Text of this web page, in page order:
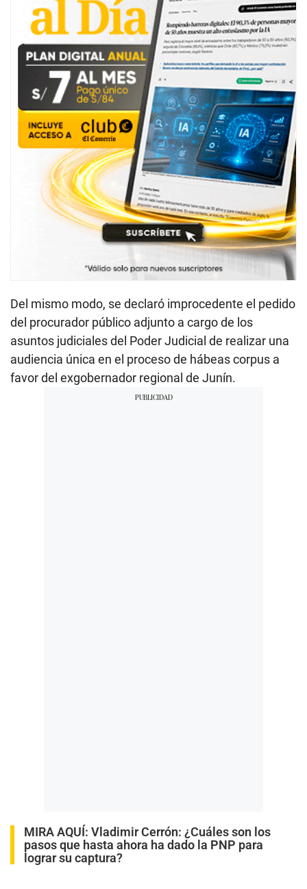
Del mismo modo, se declaró improcedente el pedido
del procurador público adjunto a cargo de los
asuntos judiciales del Poder Judicial de realizar una
audiencia única en el proceso de hábeas corpus a
favor del exgobernador regional de Junín.
MIRA AQUÍ: Vladimir Cerrón: ¿Cuáles son los
pasos que hasta ahora ha dado la PNP para
lograr su captura?